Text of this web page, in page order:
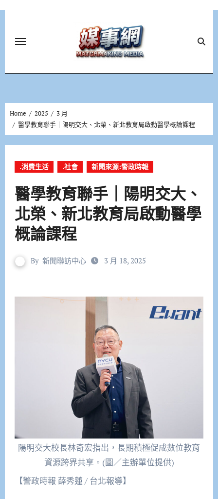
Home 2025
3 月
醫學教育聯手｜陽明交大、北榮、新北教育局啟動醫學概論課程
.消費生活 .社會 新聞來源:警政時報
醫學教育聯手｜陽明交大、
北榮、新北教育局啟動醫學
概論課程
By 新聞聯訪中心 3 月 18, 2025
陽明交大校長林奇宏指出，長期積極促成數位教育
資源跨界共享。(圖／主辦單位提供)
【警政時報 薛秀蓮 / 台北報導】